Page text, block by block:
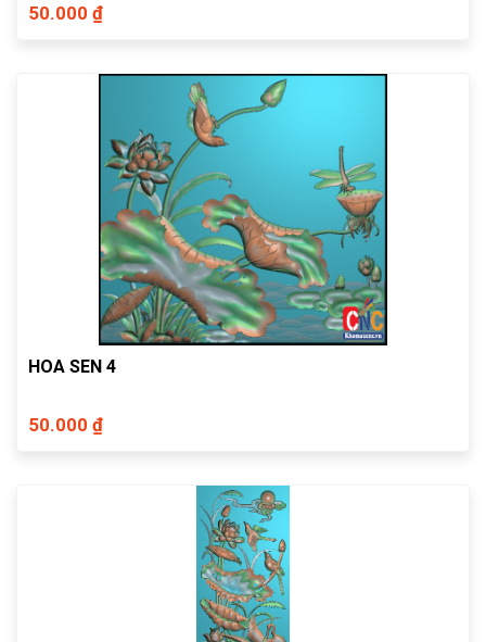
50.000 ₫
HOA SEN 4
50.000 ₫